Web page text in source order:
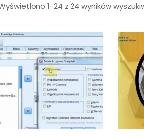
1-24 z 24 wyników